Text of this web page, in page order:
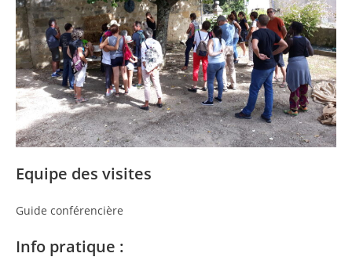
Equipe des visites
Guide conférencière
Info pratique :